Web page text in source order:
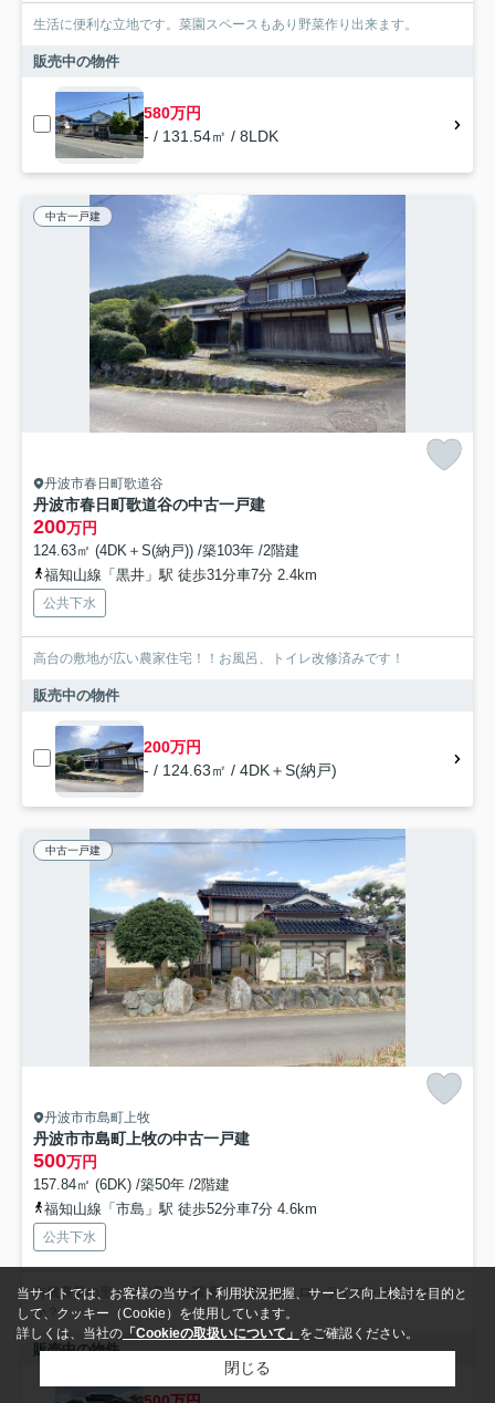
生活に便利な立地です。菜園スペースもあり野菜作り出来ます。
販売中の物件
580万円
- / 131.54㎡ / 8LDK
中古一戸建
丹波市春日町歌道谷
丹波市春日町歌道谷の中古一戸建
200万円
124.63㎡ (4DK＋S(納戸)) /築103年 /2階建
福知山線「黒井」駅 徒歩31分車7分 2.4km
公共下水
高台の敷地が広い農家住宅！！お風呂、トイレ改修済みです！
販売中の物件
200万円
- / 124.63㎡ / 4DK＋S(納戸)
中古一戸建
丹波市市島町上牧
丹波市市島町上牧の中古一戸建
500万円
157.84㎡ (6DK) /築50年 /2階建
福知山線「市島」駅 徒歩52分車7分 4.6km
公共下水
有機農業の里・自然豊かな環境で心豊かなスローライフを始めません
か？
販売中の物件
当サイトでは、お客様の当サイト利用状況把握、サービス向上検討を目的と
して、クッキー（Cookie）を使用しています。
詳しくは、当社の 「Cookieの取扱いについて」 をご確認ください。
閉じる